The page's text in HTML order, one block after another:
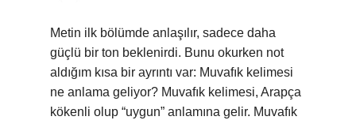
Metin ilk bölümde anlaşılır, sadece daha
güçlü bir ton beklenirdi. Bunu okurken not
aldığım kısa bir ayrıntı var: Muvafık kelimesi
ne anlama geliyor? Muvafık kelimesi, Arapça
kökenli olup “uygun” anlamına gelir. Muvafık